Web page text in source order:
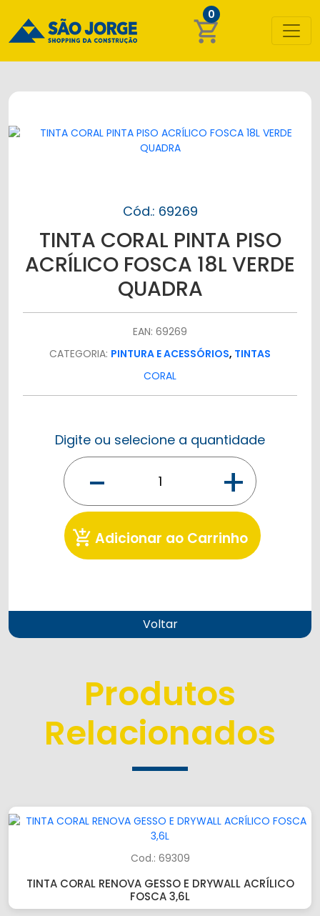
shopping_cart
0
Cód.: 69269
TINTA CORAL PINTA PISO
ACRÍLICO FOSCA 18L VERDE
QUADRA
EAN: 69269
CATEGORIA: PINTURA E ACESSÓRIOS, TINTAS
CORAL
Digite ou selecione a quantidade
- +
add_shopping_cart Adicionar ao Carrinho
Voltar
Produtos
Relacionados
Cod.: 69309
TINTA CORAL RENOVA GESSO E DRYWALL ACRÍLICO
FOSCA 3,6L